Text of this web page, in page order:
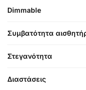
Dimmable
Συμβατότητα
Στεγανότητα
Διαστάσεις